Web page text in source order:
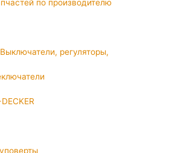
по производителю
регуляторы,